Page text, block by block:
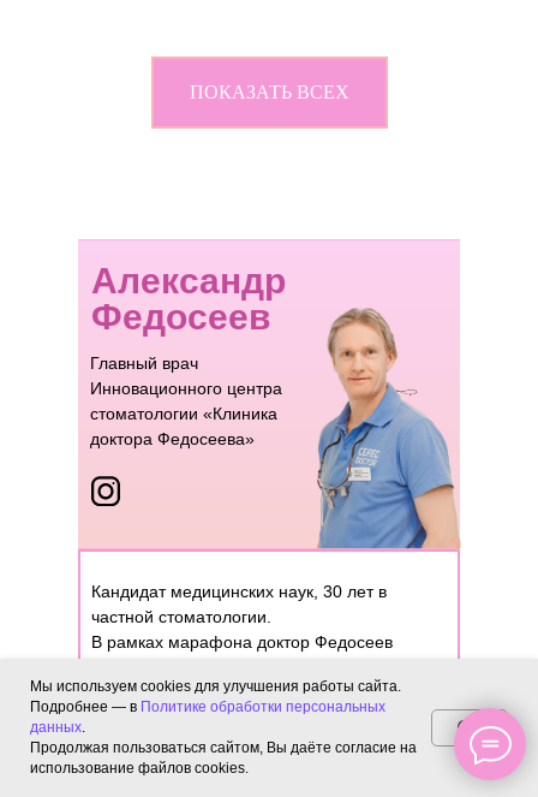
ПОКАЗАТЬ ВСЕХ
Александр
Федосеев
Кандидат медицинских наук, 30 лет в
частной стоматологии.
В рамках марафона доктор Федосеев
рта и употребления сахара, а также о
влиянии образа жизни на формирование
здоровой улыбки.
Главный врач
Инновационного центра
стоматологии «Клиника
доктора Федосеева»
Мы используем cookies для улучшения работы сайта.
Подробнее — в Политике обработки персональных
данных.
Продолжая пользоваться сайтом, Вы даёте согласие на
использование файлов cookies.
OK